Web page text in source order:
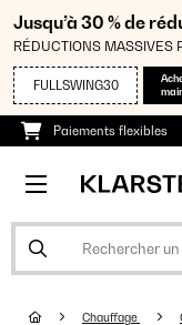
Jusqu’à 30 % de
RÉDUCTIONS MASSIVES
FULLSWING30
Paiements flexibles
Chauffage